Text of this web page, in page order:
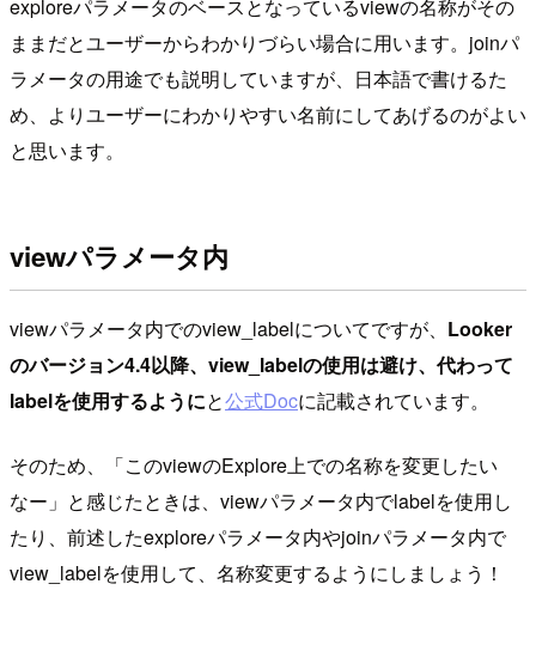
exploreパラメータのベースとなっているviewの名称がその
ままだとユーザーからわかりづらい場合に用います。joinパ
ラメータの用途でも説明していますが、日本語で書けるた
め、よりユーザーにわかりやすい名前にしてあげるのがよい
と思います。
viewパラメータ内
viewパラメータ内でのview_labelについてですが、 Looker
のバージョン4.4以降、view_labelの使用は避け、代わって
labelを使用するようにと公式Docに記載されています。
そのため、「このviewのExplore上での名称を変更したい
なー」と感じたときは、viewパラメータ内でlabelを使用し
たり、前述したexploreパラメータ内やjoinパラメータ内で
view_labelを使用して、名称変更するようにしましょう！